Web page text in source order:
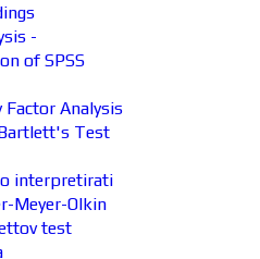
-
of SPSS
Analysis
Test
interpretirati
Meyer-Olkin
test